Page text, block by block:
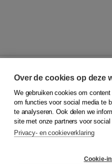
© 2026Koninklijke Boom
Klantenservice
Service & informatie
Contact
Over de cookies op deze
We gebruiken cookies om
om functies voor social media te
te analyseren. Ook delen we
site met onze partners voor
Privacy- en cookieverklaring
Cookie-